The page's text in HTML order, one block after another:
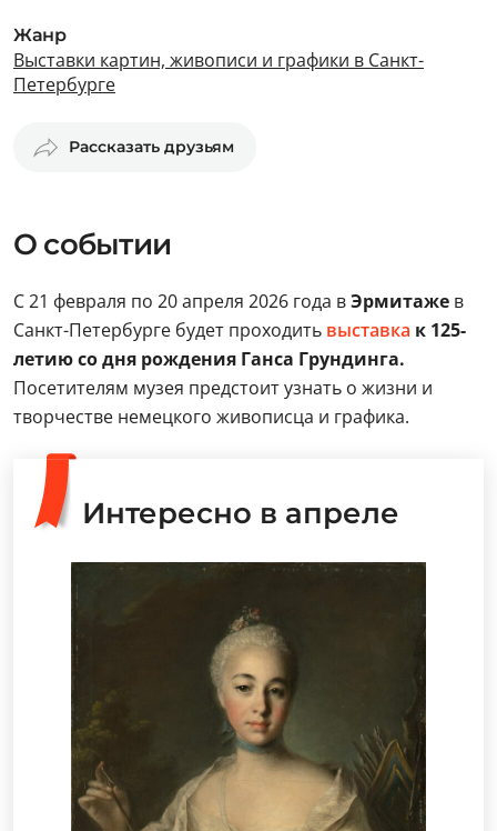
Жанр
Выставки картин, живописи и графики в Санкт-
Петербурге
Рассказать друзьям
О событии
С 21 февраля по 20 апреля 2026 года вЭрмитаже в
Санкт-Петербурге будет проходить выставка к 125-
летию со дня рождения Ганса Грундинга.
Посетителям музея предстоит узнать о жизни и
творчестве немецкого живописца и графика.
Интересно в апреле